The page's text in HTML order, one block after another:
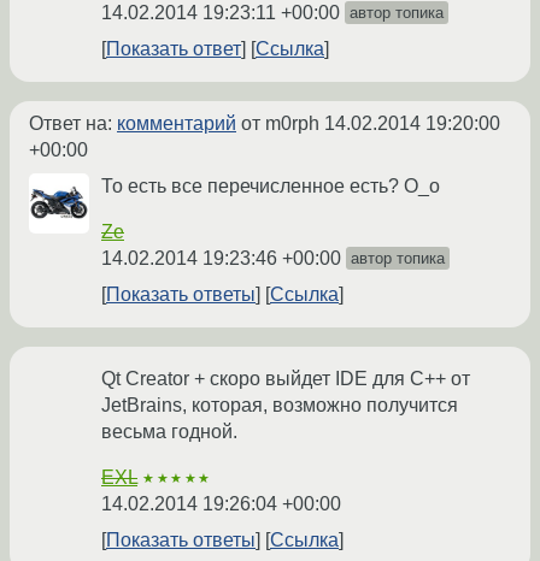
14.02.2014 19:23:11 +00:00 автор топика
Показать ответ Ссылка
Ответ на: комментарий от m0rph 14.02.2014 19:20:00
+00:00
То есть все перечисленное есть? О_о
Ze
14.02.2014 19:23:46 +00:00 автор топика
Показать ответы Ссылка
Qt Creator + скоро выйдет IDE для C++ от
JetBrains, которая, возможно получится
весьма годной.
EXL ★★★★★
14.02.2014 19:26:04 +00:00
Показать ответы
Ссылка